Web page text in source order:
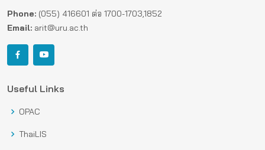
Phone: (055) 416601 ต่อ 1700-1703,1852
Email: arit@uru.ac.th
Useful Links
OPAC
ThaiLIS